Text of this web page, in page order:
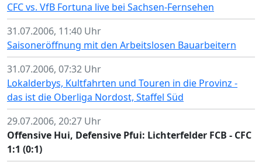
CFC vs. VfB Fortuna live bei Sachsen-Fernsehen
31.07.2006, 11:40 Uhr
Saisoneröffnung mit den Arbeitslosen Bauarbeitern
31.07.2006, 07:32 Uhr
Lokalderbys, Kultfahrten und Touren in die Provinz -
das ist die Oberliga Nordost, Staffel Süd
29.07.2006, 20:27 Uhr
Offensive Hui, Defensive Pfui: Lichterfelder FCB - CFC
1:1 (0:1)